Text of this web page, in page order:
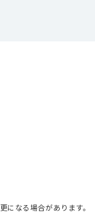
になる場合があります。